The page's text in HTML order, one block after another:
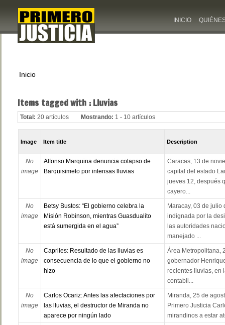
INICIO
Inicio
Items tagged with : Lluvias
Total: 20 artículos Mostrando: 1 - 10 artículos
Image Item title Description
No
image
Alfonso Marquina denuncia colapso de
Barquisimeto por intensas lluvias
Caracas, 13 de
capital del estado
jueves 12, después
cayero...
No
image
Betsy Bustos: “El gobierno celebra la
Misión Robinson, mientras Guasdualito
está sumergida en el agua”
Maracay, 03 de julio
indignada por la
las autoridades
manejado ...
No
image
Capriles: Resultado de las lluvias es
consecuencia de lo que el gobierno no
hizo
Área Metropolitana,
gobernador
recientes lluvias, en
contabil...
No
image
Carlos Ocariz: Antes las afectaciones por
las lluvias, el destructor de Miranda no
aparece por ningún lado
Miranda, 25 de
Primero Justicia
mirandinos a estar